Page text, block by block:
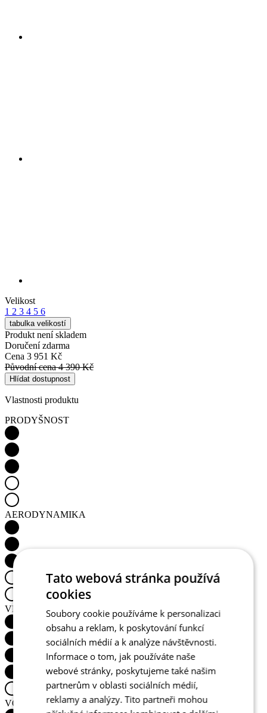
PRODYŠNOST
VODĚODOLNOST
Detail produktu
MOTION Z4 | Bunda | Magenta Purple | DÁMSKÁ
Hlídat dostupnost
Tato webová stránka používá
cookies
Soubory cookie používáme k personalizaci
obsahu a reklam, k poskytování funkcí
sociálních médií a k analýze návštěvnosti.
Informace o tom, jak používáte naše
webové stránky, poskytujeme také našim
partnerům v oblasti sociálních médií,
reklamy a analýzy. Tito partneři mohou